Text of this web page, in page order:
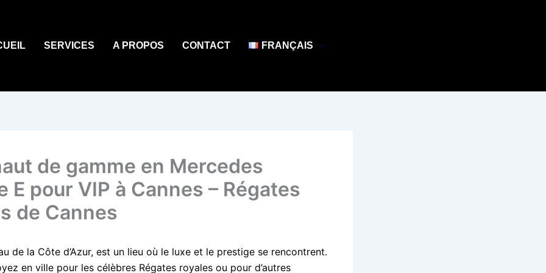
SERVICES A PROPOS CONTACT FRANÇAIS
de gamme en Mercedes
E pour VIP à Cannes – Régates
de Cannes
de la Côte d’Azur, est un lieu où le luxe et le prestige se rencontrent.
en ville pour les célèbres Régates royales ou pour d’autres